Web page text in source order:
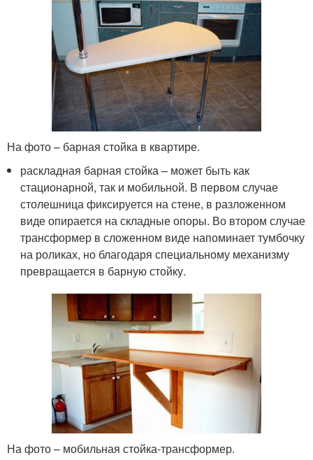
На фото – барная стойка в квартире.
раскладная барная стойка – может быть как
стационарной, так и мобильной. В первом случае
столешница фиксируется на стене, в разложенном
виде опирается на складные опоры. Во втором случае
трансформер в сложенном виде напоминает тумбочку
на роликах, но благодаря специальному механизму
превращается в барную стойку.
На фото – мобильная стойка-трансформер.